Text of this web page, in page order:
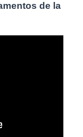
de la